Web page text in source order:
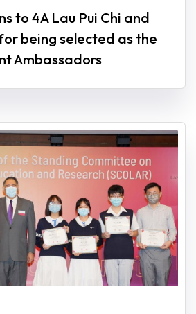
to 4A Lau Pui Chi and
being selected as the
Ambassadors